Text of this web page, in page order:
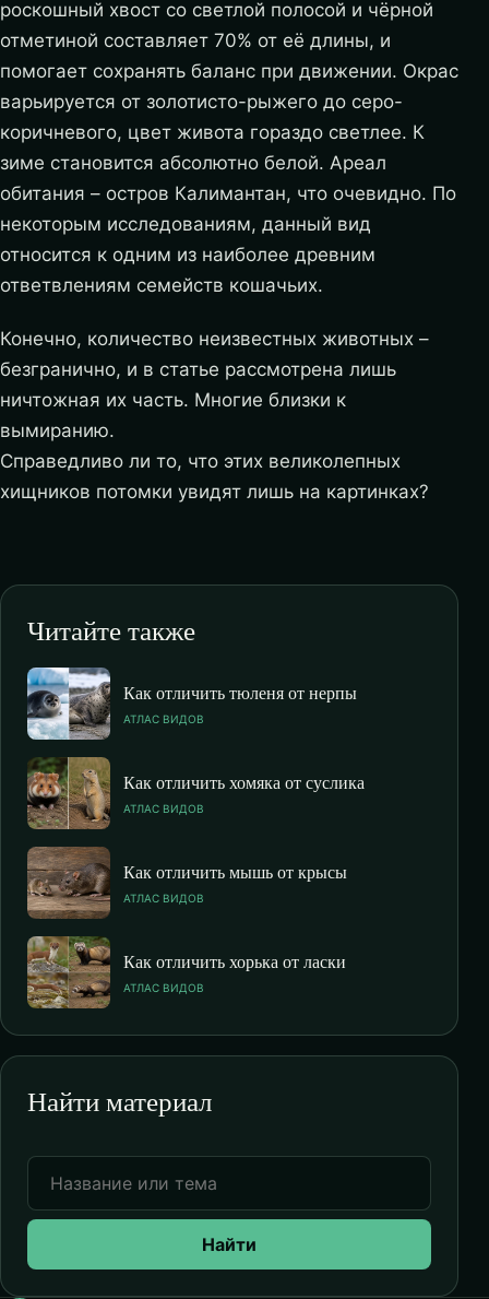
роскошный хвост со светлой полосой и чёрной
отметиной составляет 70% от её длины, и
помогает сохранять баланс при движении. Окрас
варьируется от золотисто-рыжего до серо-
коричневого, цвет живота гораздо светлее. К
зиме становится абсолютно белой. Ареал
обитания – остров Калимантан, что очевидно. По
некоторым исследованиям, данный вид
относится к одним из наиболее древним
ответвлениям семейств кошачьих.
Конечно, количество неизвестных животных –
безгранично, и в статье рассмотрена лишь
ничтожная их часть. Многие близки к
вымиранию.
Справедливо ли то, что этих великолепных
хищников потомки увидят лишь на картинках?
Читайте также
Как отличить тюленя от нерпы
АТЛАС ВИДОВ
Как отличить хомяка от суслика
АТЛАС ВИДОВ
Как отличить мышь от крысы
АТЛАС ВИДОВ
Как отличить хорька от ласки
АТЛАС ВИДОВ
Найти материал
Найти